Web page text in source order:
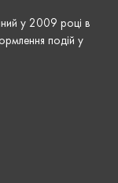
у 2009 році в
подій у